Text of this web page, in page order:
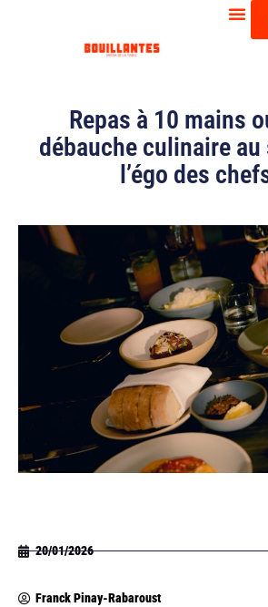
Repas à 10 mains
débauche culinaire au
l’égo des
20/01/2026
Franck Pinay-Rabaroust